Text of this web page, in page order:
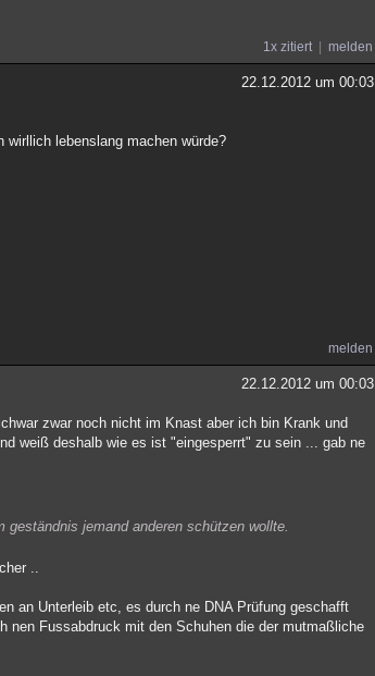
1x zitiert melden
22.12.2012 um 00:03
lebenslang machen würde?
melden
22.12.2012 um 00:03
zwar noch nicht im Knast aber ich bin Krank und
weiß deshalb wie es ist "eingesperrt" zu sein ... gab ne
jemand anderen schützen wollte.
..
an Unterleib etc, es durch ne DNA Prüfung geschafft
nen Fussabdruck mit den Schuhen die der mutmaßliche